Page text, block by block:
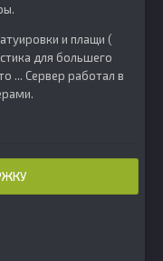
и плащи (
для большего
... Сервер работал в